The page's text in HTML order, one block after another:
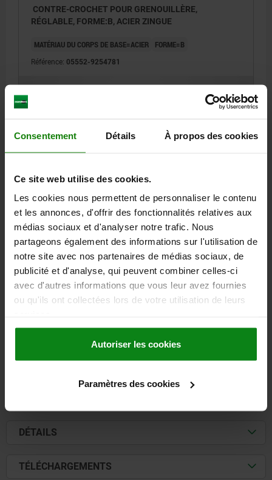
Consentement Détails À propos des cookies
Ce site web utilise des cookies.
Les cookies nous permettent de personnaliser le contenu
et les annonces, d'offrir des fonctionnalités relatives aux
médias sociaux et d'analyser notre trafic. Nous
partageons également des informations sur l'utilisation de
notre site avec nos partenaires de médias sociaux, de
publicité et d'analyse, qui peuvent combiner celles-ci
avec d'autres informations que vous leur avez fournies
ou qu'ils ont collectées lors de votre utilisation de leurs
Autoriser les cookies
Paramètres des cookies
CONTRE-CROCHET POUR GRENOUILLÈRE,
RÉGLABLE, FORME:B, ACIER ZINGUE
MATÉRIAU DU CORPS DE BASE=ACIER FORME=B
Référence: 05552-9254781
DÉTAILS
CONTRE-CROCHET POUR GRENOUILLÈRE,
RÉGLABLE, FORME:B, ACIER INOX. 1.4301 NATUREL
MATÉRIAU DU CORPS DE BASE=ACIER INOXYDABLE FORME=B
Référence: 05552-9254782
2,72 €
DÉTAILS
TÉLÉCHARGEMENTS